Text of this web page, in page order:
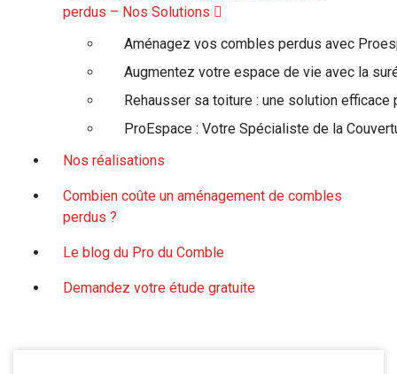
perdus – Nos Solutions
Aménagez vos combles perdus avec
Augmentez votre espace de vie avec la
Rehausser sa toiture : une solution
ProEspace : Votre Spécialiste de la
Nos réalisations
Combien coûte un aménagement de combles
perdus ?
Le blog du Pro du Comble
Demandez votre étude gratuite